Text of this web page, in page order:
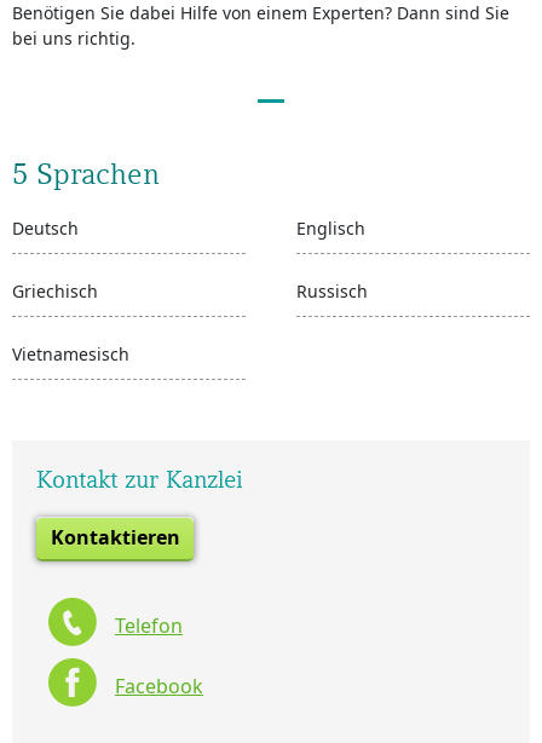
Benötigen Sie dabei Hilfe von einem Experten? Dann sind Sie
bei uns richtig.
5 Sprachen
Deutsch Englisch
Griechisch Russisch
Vietnamesisch
Kontakt zur Kanzlei
Kontaktieren
Telefon
Facebook